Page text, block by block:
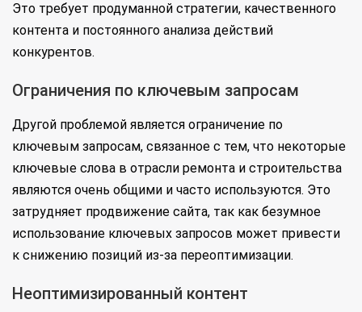
Это требует продуманной стратегии, качественного
контента и постоянного анализа действий
конкурентов.
Ограничения по ключевым запросам
Другой проблемой является ограничение по
ключевым запросам, связанное с тем, что некоторые
ключевые слова в отрасли ремонта и строительства
являются очень общими и часто используются. Это
затрудняет продвижение сайта, так как безумное
использование ключевых запросов может привести
к снижению позиций из-за переоптимизации.
Неоптимизированный контент